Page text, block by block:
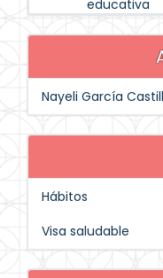
educativa
Nayeli García
Hábitos
Visa saludable